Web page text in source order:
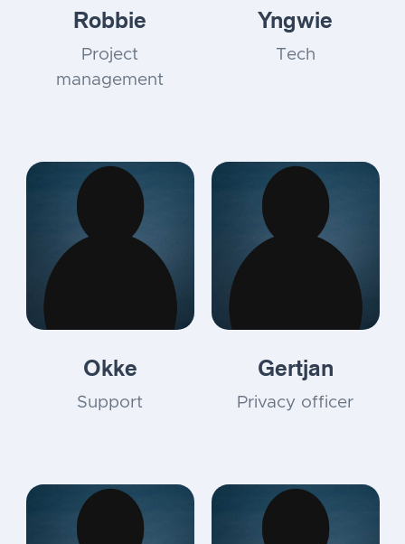
Robbie
Project
management
Yngwie
Tech
Okke
Support
Gertjan
Privacy officer